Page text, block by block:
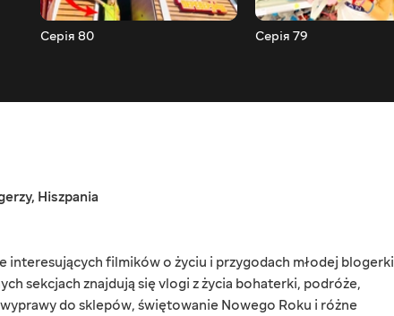
Серія 80 Серія 79
, Hiszpania
interesujących filmików o życiu i przygodach młodej blogerki
sekcjach znajdują się vlogi z życia bohaterki, podróże,
do sklepów, świętowanie Nowego Roku i różne